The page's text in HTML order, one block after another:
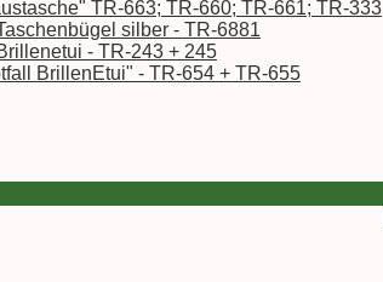
TR-663; TR-660; TR-661; TR-333
silber - TR-6881
- TR-243 + 245
BrillenEtui" - TR-654 + TR-655